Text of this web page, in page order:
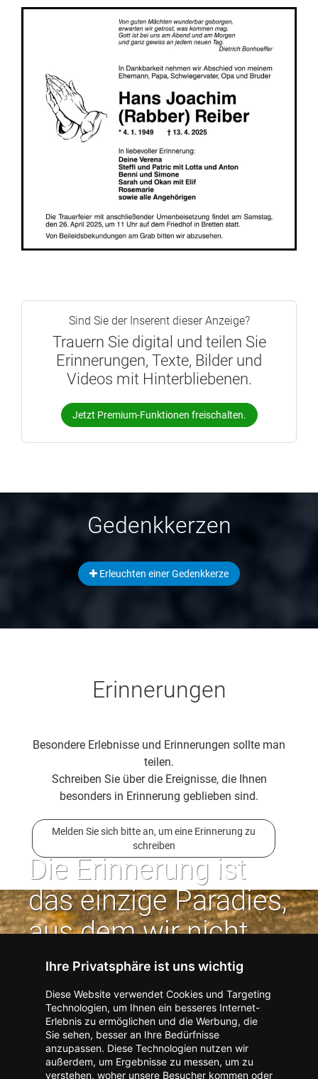
Ihre Privatsphäre ist uns wichtig
Diese Website verwendet Cookies und Targeting
Technologien, um Ihnen ein besseres Internet-
Erlebnis zu ermöglichen und die Werbung, die
Sie sehen, besser an Ihre Bedürfnisse
anzupassen. Diese Technologien nutzen wir
außerdem, um Ergebnisse zu messen, um zu
verstehen, woher unsere Besucher kommen oder
Sind Sie der Inserent dieser Anzeige?
Trauern Sie digital und teilen Sie
Erinnerungen, Texte, Bilder und
Videos mit Hinterbliebenen.
Jetzt Premium-Funktionen freischalten.
Gedenkkerzen
Erleuchten einer Gedenkkerze
Erinnerungen
Besondere Erlebnisse und Erinnerungen sollte man
teilen.
Schreiben Sie über die Ereignisse, die Ihnen
besonders in Erinnerung geblieben sind.
Melden Sie sich bitte an, um eine Erinnerung zu
schreiben
Die Erinnerung ist
das einzige Paradies,
aus dem wir nicht
vertrieben werden
können. | Jean Paul
Kontakt zum Verlag aufnehmen Missbrauch melden
Impressum Datenschutz
Barrierefreiheit
Barriere melden
Accessibility-Modus aktivieren